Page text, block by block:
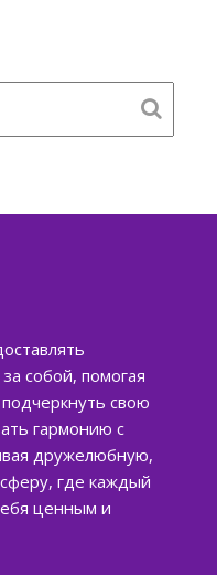
собой, помогая
свою
гармонию с
дружелюбную,
где каждый
ценным и